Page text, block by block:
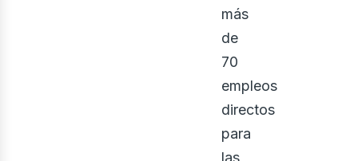
más
de
70
empleos
directos
para
las